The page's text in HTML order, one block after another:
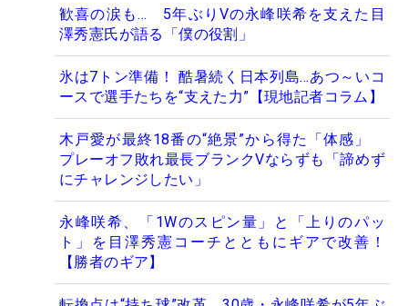
歓喜の涙も… 5年ぶりVの永峰咲希を支えた目
澤秀憲氏が語る「僕の役割」
氷は7トン準備！ 酷暑続く日本列島…あつ～いコ
ースで選手たちを“支えた力”【現地記者コラム】
木戸愛が最終18番の“絶景”から得た「体感」
プレーオフ敗れ最長ブランクVならずも「諦めず
にチャレンジしたい」
永峰咲希、「1Wのスピン量」と「上りのパッ
ト」を目澤秀憲コーチとともにギアで改善！
【勝者のギア】